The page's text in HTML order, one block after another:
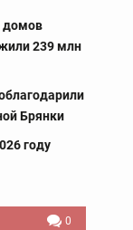
домов
239 млн
Брянки
году
0